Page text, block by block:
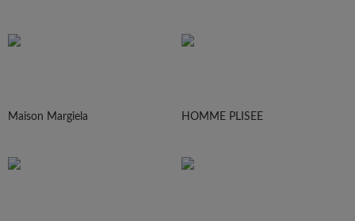
Maison Margiela HOMME PLISEE